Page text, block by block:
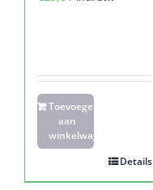
Toevoegen
aan
winkelwagen
Details